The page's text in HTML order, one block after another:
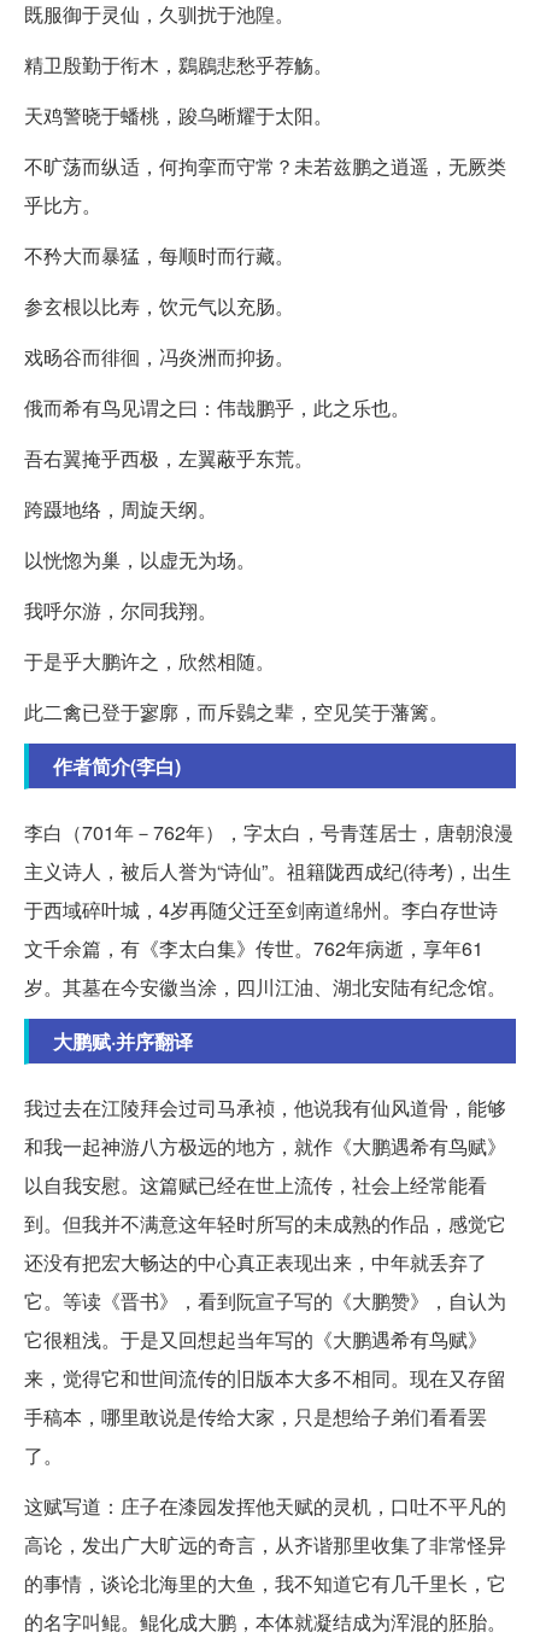
既服御于灵仙，久驯扰于池隍。
精卫殷勤于衔木，鶢鶋悲愁乎荐觞。
天鸡警晓于蟠桃，踆乌晰耀于太阳。
不旷荡而纵适，何拘挛而守常？未若兹鹏之逍遥，无厥类
乎比方。
不矜大而暴猛，每顺时而行藏。
参玄根以比寿，饮元气以充肠。
戏旸谷而徘徊，冯炎洲而抑扬。
俄而希有鸟见谓之曰：伟哉鹏乎，此之乐也。
吾右翼掩乎西极，左翼蔽乎东荒。
跨蹑地络，周旋天纲。
以恍惚为巢，以虚无为场。
我呼尔游，尔同我翔。
于是乎大鹏许之，欣然相随。
此二禽已登于寥廓，而斥鷃之辈，空见笑于藩篱。
作者简介(李白)
李白（701年－762年），字太白，号青莲居士，唐朝浪漫
主义诗人，被后人誉为“诗仙”。祖籍陇西成纪(待考)，出生
于西域碎叶城，4岁再随父迁至剑南道绵州。李白存世诗
文千余篇，有《李太白集》传世。762年病逝，享年61
岁。其墓在今安徽当涂，四川江油、湖北安陆有纪念馆。
大鹏赋·并序翻译
我过去在江陵拜会过司马承祯，他说我有仙风道骨，能够
和我一起神游八方极远的地方，就作《大鹏遇希有鸟赋》
以自我安慰。这篇赋已经在世上流传，社会上经常能看
到。但我并不满意这年轻时所写的未成熟的作品，感觉它
还没有把宏大畅达的中心真正表现出来，中年就丢弃了
它。等读《晋书》，看到阮宣子写的《大鹏赞》，自认为
它很粗浅。于是又回想起当年写的《大鹏遇希有鸟赋》
来，觉得它和世间流传的旧版本大多不相同。现在又存留
手稿本，哪里敢说是传给大家，只是想给子弟们看看罢
了。
这赋写道：庄子在漆园发挥他天赋的灵机，口吐不平凡的
高论，发出广大旷远的奇言，从齐谐那里收集了非常怪异
的事情，谈论北海里的大鱼，我不知道它有几千里长，它
的名字叫鲲。鲲化成大鹏，本体就凝结成为浑混的胚胎。